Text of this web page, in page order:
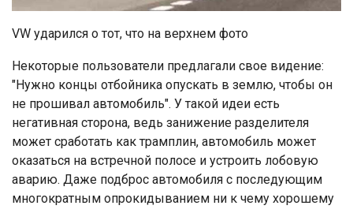
VW ударился о тот, что на верхнем фото
Некоторые пользователи предлагали свое видение:
"Нужно концы отбойника опускать в землю, чтобы он
не прошивал автомобиль". У такой идеи есть
негативная сторона, ведь занижение разделителя
может сработать как трамплин, автомобиль может
оказаться на встречной полосе и устроить лобовую
аварию. Даже подброс автомобиля с последующим
многократным опрокидыванием ни к чему хорошему